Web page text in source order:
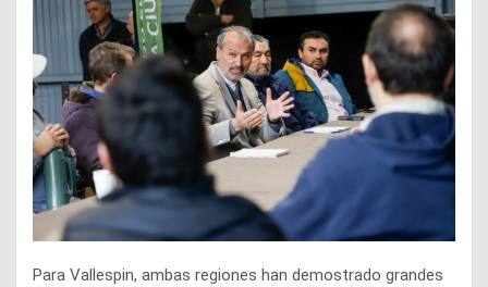
Para Vallespin, ambas regiones han demostrado grandes